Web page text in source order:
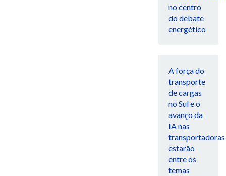
no centro
do debate
energético
A força do
transporte
de cargas
no Sul e o
avanço da
IA nas
transportadoras
estarão
entre os
temas